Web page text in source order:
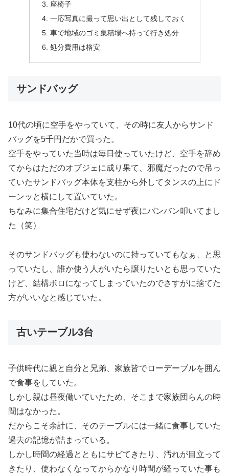
座椅子
一応写真に撮って思い出として残しておく
車で地域のゴミ集積場へ持って行き処分
処分費用は格安
サンドバッグ
10代の頃に空手をやっていて、その時に友人からサンド
バッグを5千円だかで買った。
空手をやっていた当時は毎日使っていたけど、空手を辞め
てからはただのオブジェに成り果て、邪魔だったので吊っ
ていたサンドバッグ本体を支柱から外してタンスの上にド
ーンッと横にして置いていた。
ちなみに集合住宅だけど気にせず夜にバンバン叩いてまし
た（笑）
そのサンドバッグも使わないのに持っていてもなぁ、と思
っていたし、誰か使う人がいたら譲りたいとも思っていた
けど、結構ボロになってしまっていたのでさすがに捨てた
方がいいなと感じていた。
古いテーブル3台
子供時代に親と自分と兄弟、家族皆でローデーブルを囲ん
で食事をしていた。
しかし親は昼夜働いていたため、そこまで家族団らんの時
間はなかった。
だからこそ余計に、そのテーブルには一緒に食事していた
過去の記憶が詰まっている。
しかし時間の経過とともにサビてきたり、汚れが目立って
きたり、使わなくなってからかなり時間が経っていた事も